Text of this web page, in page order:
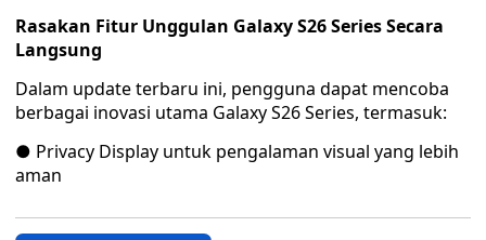
Rasakan Fitur Unggulan Galaxy S26 Series Secara
Langsung
Dalam update terbaru ini, pengguna dapat mencoba
berbagai inovasi utama Galaxy S26 Series, termasuk:
● Privacy Display untuk pengalaman visual yang lebih
aman